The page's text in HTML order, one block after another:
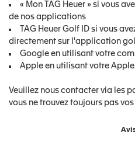
« Mon TAG Heuer » si vous
de nos applications
TAG Heuer Golf ID si vous
directement sur l'application
Google en utilisant votre
Apple en utilisant votre Apple
Veuillez nous contacter via les
vous ne trouvez toujours pas